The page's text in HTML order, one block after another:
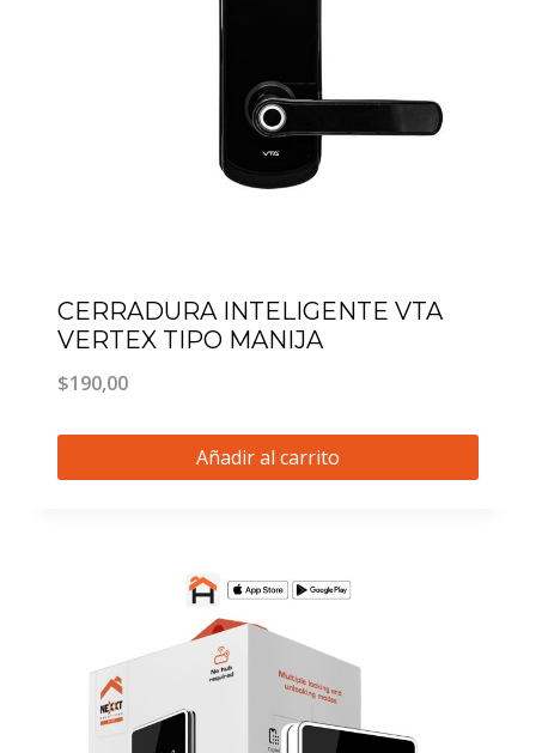
CERRADURA INTELIGENTE VTA
VERTEX TIPO MANIJA
$190,00
Añadir al carrito